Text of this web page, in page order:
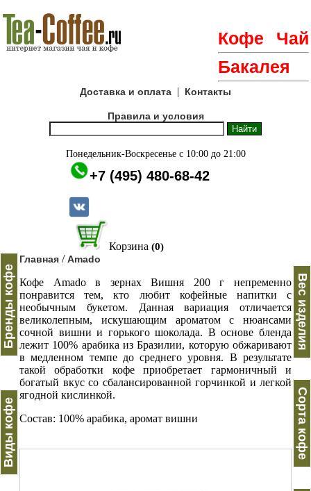
Кофе
Чай
Бакалея
Доставка и оплата | Контакты
Правила и условия
Понедельник-Воскресенье с 10:00 до 21:00
+7 (495) 480-68-42
Корзина (0)
Бренды кофе
Виды кофе
Главная /Amado
Кофе Amado в зернах Вишня 200 г непременно
понравится тем, кто любит кофейные напитки с
необычным букетом. Данная вариация отличается
великолепным, искушающим ароматом с нюансами
сочной вишни и горького шоколада. В основе бленда
лежит 100% арабика из Бразилии, которую обжаривают
в медленном темпе до среднего уровня. В результате
такой обработки кофе приобретает гармоничный и
богатый вкус со сбалансированной горчинкой и легкой
ягодной кислинкой.
Состав: 100% арабика, аромат вишни
Вес изделия
Сорта кофе